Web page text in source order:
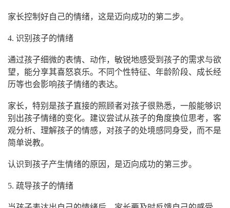
家长控制好自己的情绪，这是迈向成功的第二步。
4. 识别孩子的情绪
通过孩子细微的表情、动作，敏锐地感受到孩子的需求与欲
望，能分享其喜怒哀乐。不同个性特征、年龄阶段、成长经
历等也会影响孩子情绪的表达。
家长，特别是孩子直接的照顾者对孩子很熟悉，一般能够识
别出孩子情绪的变化。建议尝试从孩子的角度换位思考，客
观分析、理解孩子的情感，对孩子的处境感同身受，而不是
简单说教。
认识到孩子产生情绪的原因，是迈向成功的第三步。
5. 疏导孩子的情绪